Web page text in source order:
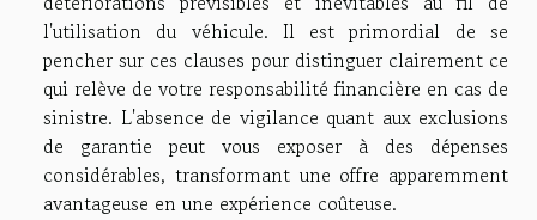
l'utilisation du véhicule. Il est primordial de se
pencher sur ces clauses pour distinguer clairement ce
qui relève de votre responsabilité financière en cas de
sinistre. L'absence de vigilance quant aux exclusions
de garantie peut vous exposer à des dépenses
considérables, transformant une offre apparemment
avantageuse en une expérience coûteuse.